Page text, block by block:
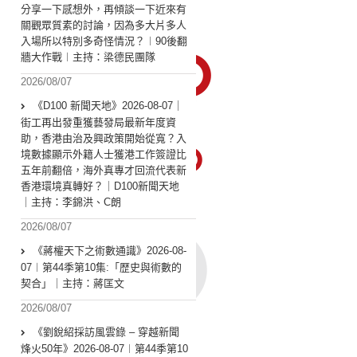
分享一下感想外，再傾談一下近來有
關觀眾質素的討論，因為多大片多人
入場所以特別多奇怪情況？︱90後翻
牆大作戰︱主持：梁德民團隊
2026/08/07
《D100 新聞天地》2026-08-07｜
街工再出發重獲藝發局最新年度資
助，香港由治及興政策開始從寬？入
境數據顯示外籍人士獲港工作簽證比
五年前翻倍，海外真專才回流代表新
香港環境真轉好？｜D100新聞天地
｜主持：李錦洪、C朗
2026/08/07
《蔣權天下之術數通識》2026-08-
07︱第44季第10集:「歴史與術數的
契合」｜主持：蔣匡文
2026/08/07
《劉銳紹採訪風雲錄 – 穿越新聞
烽火50年》2026-08-07︱第44季第10